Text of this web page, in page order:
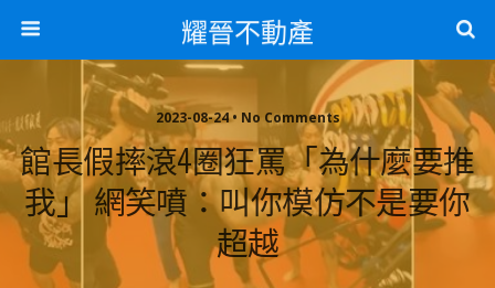
耀晉不動產
2023-08-24 • No Comments
館長假摔滾4圈狂罵「為什麼要推
我」 網笑噴：叫你模仿不是要你
超越